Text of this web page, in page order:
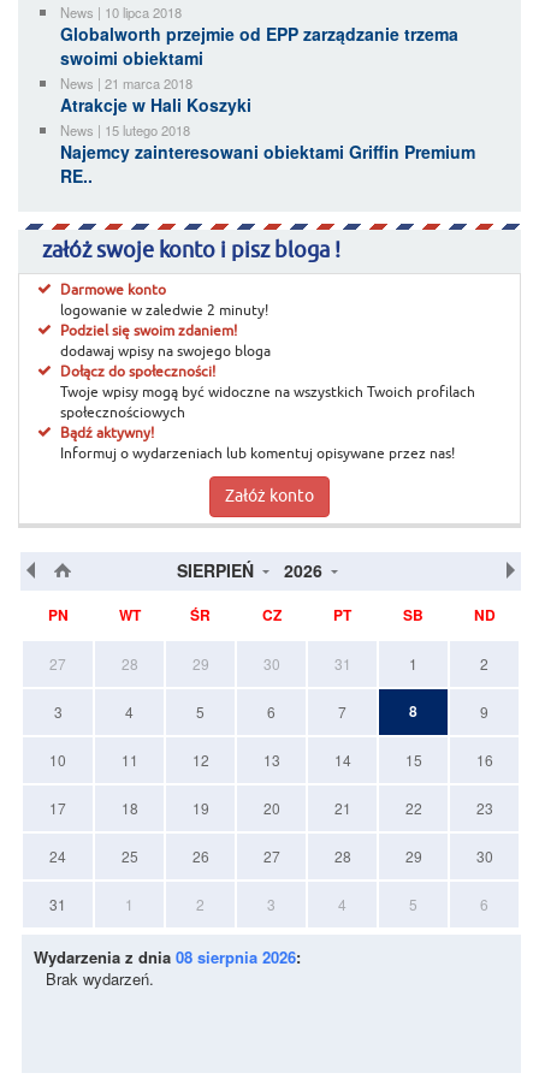
News | 10 lipca 2018
Globalworth przejmie od EPP zarządzanie trzema
swoimi obiektami
News | 21 marca 2018
Atrakcje w Hali Koszyki
News | 15 lutego 2018
Najemcy zainteresowani obiektami Griffin Premium
RE..
załóż swoje konto i pisz bloga !
Darmowe konto
logowanie w zaledwie 2 minuty!
Podziel się swoim zdaniem!
dodawaj wpisy na swojego bloga
Dołącz do społeczności!
Twoje wpisy mogą być widoczne na wszystkich Twoich profilach
społecznościowych
Bądź aktywny!
Informuj o wydarzeniach lub komentuj opisywane przez nas!
Załóż konto
SIERPIEŃ 2026
PN WT ŚR CZ PT SB ND
27 28 29 30 31 1 2
3 4 5 6 7 8 9
10 11 12 13 14 15 16
17 18 19 20 21 22 23
24 25 26 27 28 29 30
31 1 2 3 4 5 6
Wydarzenia z dnia 08 sierpnia 2026:
Brak wydarzeń.